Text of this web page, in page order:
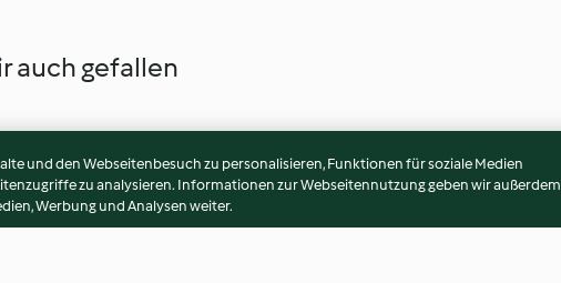
auch gefallen
und den Webseitenbesuch zu personalisieren, Funktionen für soziale Medien
zu analysieren. Informationen zur Webseitennutzung geben wir außerdem
Werbung und Analysen weiter.